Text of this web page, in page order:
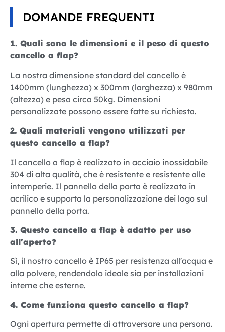
DOMANDE FREQUENTI
1. Quali sono le dimensioni e il peso di questo
cancello a flap?
La nostra dimensione standard del cancello è
1400mm (lunghezza) x 300mm (larghezza) x 980mm
(altezza) e pesa circa 50kg. Dimensioni
personalizzate possono essere fatte su richiesta.
2. Quali materiali vengono utilizzati per
questo cancello a flap?
Il cancello a flap è realizzato in acciaio inossidabile
304 di alta qualità, che è resistente e resistente alle
intemperie. Il pannello della porta è realizzato in
acrilico e supporta la personalizzazione dei logo sul
pannello della porta.
3. Questo cancello a flap è adatto per uso
all'aperto?
Sì, il nostro cancello è IP65 per resistenza all'acqua e
alla polvere, rendendolo ideale sia per installazioni
interne che esterne.
4. Come funziona questo cancello a flap?
Ogni apertura permette di attraversare una persona.